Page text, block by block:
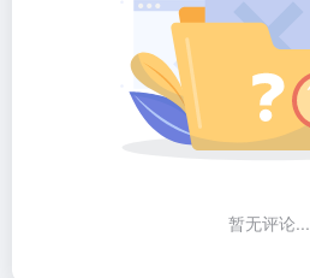
暂无评论...